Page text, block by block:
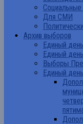
Социальные
Для СМИ
Архив выборов
Единый
Единый
Выборы
Единый